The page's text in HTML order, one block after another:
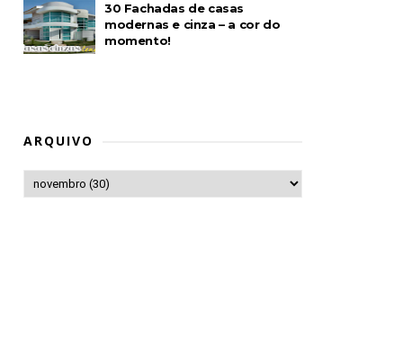
30 Fachadas de casas
modernas e cinza – a cor do
momento!
ARQUIVO